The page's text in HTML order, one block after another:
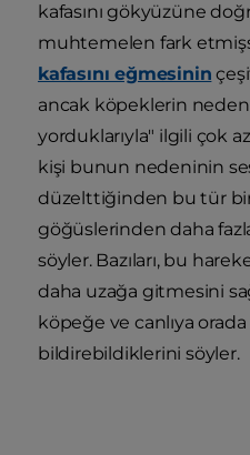
kafasını gökyüzüne
muhtemelen fark
kafasını eğmesinin
ancak köpeklerin
yorduklarıyla" ilgili çok
kişi bunun nedeninin
düzelttiğinden bu tür bir
göğüslerinden daha fazla
söyler. Bazıları, bu
daha uzağa gitmesini
köpeğe ve canlıya orada
bildirebildiklerini söyler.